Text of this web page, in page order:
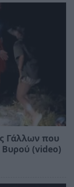
Γάλλων που
(video)